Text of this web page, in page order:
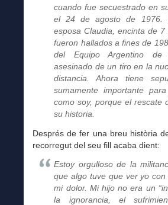
cuando fue secuestrado en
el 24 de agosto de 1976.
esposa Claudia, encinta de
fueron hallados a fines de
del Equipo Argentino de
asesinado de un tiro en la
distancia. Ahora tiene
sumamente importante
como soy, porque el rescate
su historia.
Després de fer una breu història
recorregut del seu fill acaba dient:
Estoy orgulloso de la
que algo tuve que ver yo
mi dolor. Mi hijo no era un
la ignorancia, el